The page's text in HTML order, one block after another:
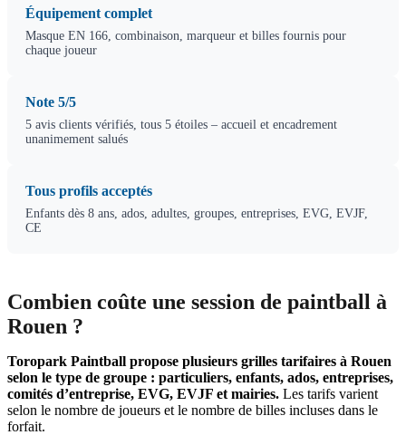
Équipement complet
Masque EN 166, combinaison, marqueur et billes fournis pour
chaque joueur
Note 5/5
5 avis clients vérifiés, tous 5 étoiles – accueil et encadrement
unanimement salués
Tous profils acceptés
Enfants dès 8 ans, ados, adultes, groupes, entreprises, EVG, EVJF,
CE
Combien coûte une session de paintball à
Rouen ?
Toropark Paintball propose plusieurs grilles tarifaires à Rouen
selon le type de groupe : particuliers, enfants, ados, entreprises,
comités d’entreprise, EVG, EVJF et mairies. Les tarifs varient
selon le nombre de joueurs et le nombre de billes incluses dans le
forfait.